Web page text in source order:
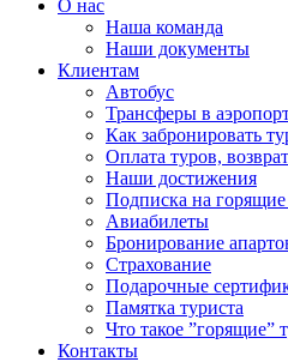
О нас
Наша команда
Наши документы
Клиентам
Автобус
Трансферы в
Как забронировать
Оплата туров,
Наши достижения
Подписка на
Авиабилеты
Бронирование
Страхование
Подарочные
Памятка туриста
Что такое ”горящие”
Контакты